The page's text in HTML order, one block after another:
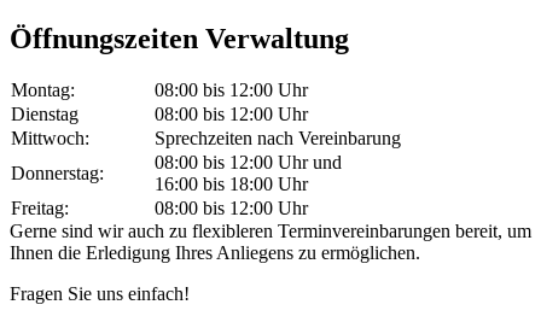
Öffnungszeiten Verwaltung
Montag:
08:00 bis 12:00 Uhr
Dienstag
08:00 bis 12:00 Uhr
Mittwoch:
Sprechzeiten nach Vereinbarung
Donnerstag:
08:00 bis 12:00 Uhr und
16:00 bis 18:00 Uhr
Freitag:
08:00 bis 12:00 Uhr
Gerne sind wir auch zu flexibleren Terminvereinbarungen bereit, um
Ihnen die Erledigung Ihres Anliegens zu ermöglichen.
Fragen Sie uns einfach!